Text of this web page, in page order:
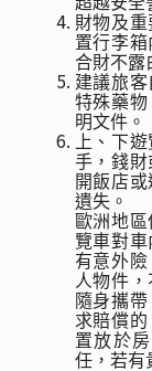
財物及
置行李
合財不露
建議旅
特殊藥
明文件。
上、下
手，錢
開飯店
遺失。
歐洲地
覽車對
有意外
人物件
隨身攜
求賠償
置放於
任，若有